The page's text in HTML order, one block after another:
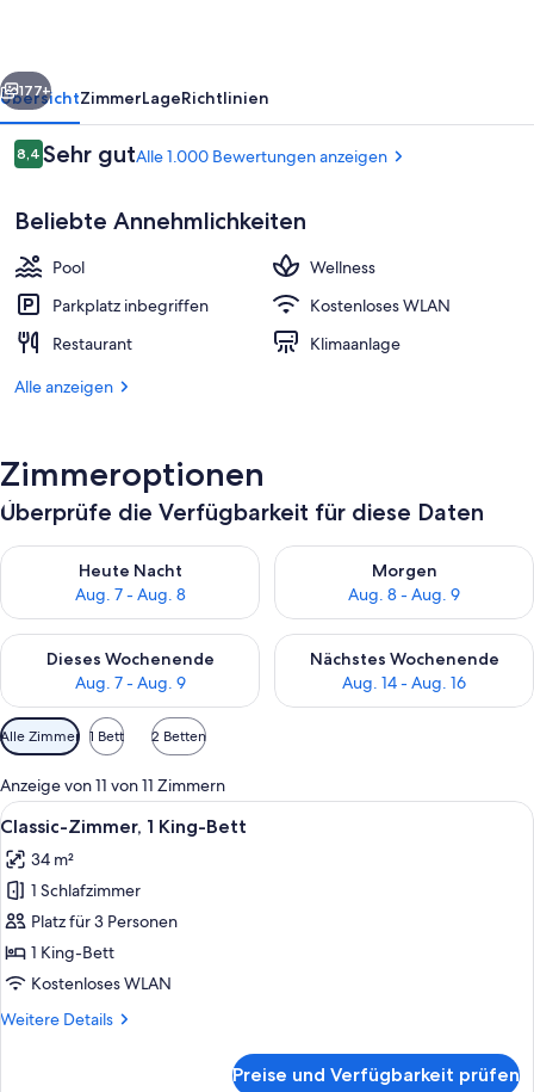
Lounge
Weiter
177+
ÜbersichtZimmerLageRichtlinien
Bewertungen
8,48,4 von 10.
Sehr gutAlle 1.000 Bewertungen anzeigen
Beliebte Annehmlichkeiten
Pool
Wellness
Parkplatz inbegriffen
Kostenloses WLAN
Restaurant
Klimaanlage
Alle anzeigen
Zimmeroptionen
Überprüfe die Verfügbarkeit für diese Daten
Heute Nacht
Aug. 7 - Aug. 8
Überprüfe die Verfügbarkeit für heute Nacht, Aug. 7 - Aug. 8.
Morgen
Aug. 8 - Aug. 9
Überprüfe die Verfügbarkeit
Dieses Wochenende
Aug. 7 - Aug. 9
Überprüfe die Verfügbarkeit für dieses Wochenende, Aug. 7
Nächstes Wochenende
Aug. 14 - Aug. 16
Überprüfe die Verfügbarkeit
Verfügbare
Filter
für
Zimmer
Alle Zimmer 1 Bett 2 Betten
Anzeige von 11 von 11 Zimmern
Alle
Fotos
für
Classic-
Zimmer,
1 King-
Bett
Ein modernes Hotelzimmer mit
21
Classic-Zimmer, 1 King-Bett
34 m²
1 Schlafzimmer
Platz für 3 Personen
1 King-Bett
Kostenloses WLAN
Weitere Details
Weitere
Preise und Verfügbarkeit prüfen